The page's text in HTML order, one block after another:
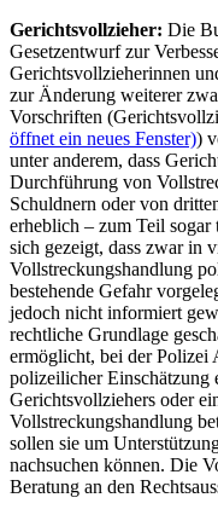
Gerichtsvollzieher: Die
Gesetzentwurf zur
Gerichtsvollzieherinnen
zur Änderung weiterer
Vorschriften
öffnet ein neues Fenster))
unter anderem, dass
Durchführung von
Schuldnern oder von
erheblich – zum Teil
sich gezeigt, dass zwar in
Vollstreckungshandlung
bestehende Gefahr
jedoch nicht informiert
rechtliche Grundlage
ermöglicht, bei der Polizei
polizeilicher Einschätzung
Gerichtsvollziehers oder
Vollstreckungshandlung
sollen sie um
nachsuchen können. Die
Beratung an den